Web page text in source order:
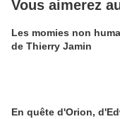
Vous aimerez
Les momies non
de Thierry Jamin
En quête d'Orion,